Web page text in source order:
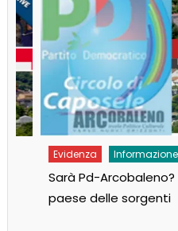
Evidenza Informazione
Sarà Pd-Arcobaleno?
paese delle sorgenti